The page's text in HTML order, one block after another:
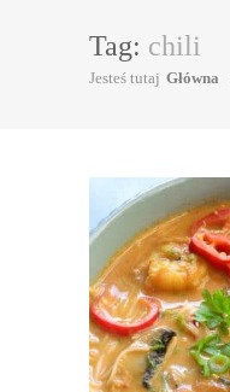
Tag: chili
Jesteś tutaj Główna